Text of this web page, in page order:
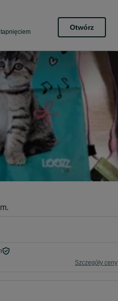
Otwórz
Szczegóły ceny